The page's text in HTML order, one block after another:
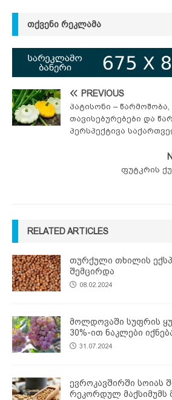
ᲗᲥᲕᲔᲜᲘ ᲠᲔᲙᲚᲐᲛᲐ
PREVIOUS
პატისონი –
თავისებურებები და
პერსპექტივა
ფუტკრის
RELATED ARTICLES
თურქული თხილის
შემცირდა
08.02.2024
მოლდოვაში სუფრის
30%-ით ნაკლები
31.07.2024
ევროკავშირში სოიას
რეკორდულ მაქსიმუმს